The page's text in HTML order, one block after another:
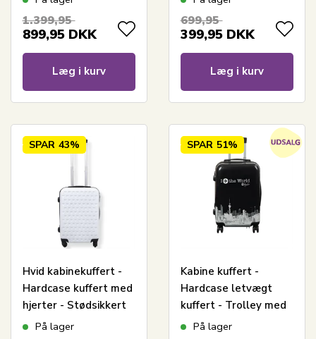
1.399,95
899,95 DKK
Læg i kurv
699,95
399,95 DKK
Læg i kurv
SPAR 43%
Hvid kabinekuffert -
Hardcase kuffert med
hjerter - Stødsikkert
polypropylen -
På lager
SPAR 51%
Kabine kuffert -
Hardcase letvægt
kuffert - Trolley med
motiv - New York city
På lager